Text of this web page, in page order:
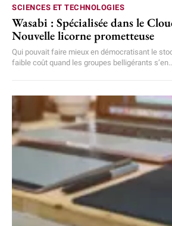
SCIENCES ET TECHNOLOGIES
Wasabi : Spécialisée dans le
Nouvelle licorne prometteuse
Qui pouvait faire mieux en démocratisant le
faible coût quand les groupes belligérants s’en...